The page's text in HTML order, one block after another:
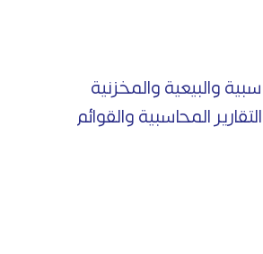
والبيعية والمخزنية
المحاسبية والقوائم